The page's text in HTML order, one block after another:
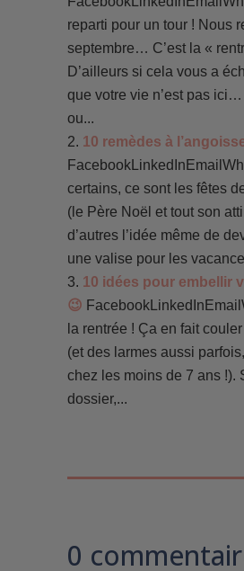
reparti pour un tour ! Nous
septembre… C’est la «
D’ailleurs si cela vous a
que votre vie n’est pas ici…
ou...
10 remèdes à
certains, ce sont les fêtes
(le Père Noël et tout son
d’autres l’idée même de
une valise pour les
10 idées pour embellir
😉
la rentrée ! Ça en fait
(et des larmes aussi
chez les moins de 7 ans !).
dossier,...
0